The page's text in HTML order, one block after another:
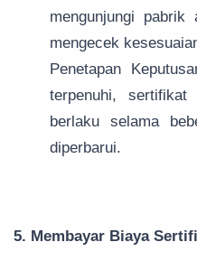
mengunjungi
mengecek
Penetapan
terpenuhi,
berlaku selama
diperbarui.
5. Membayar Biaya